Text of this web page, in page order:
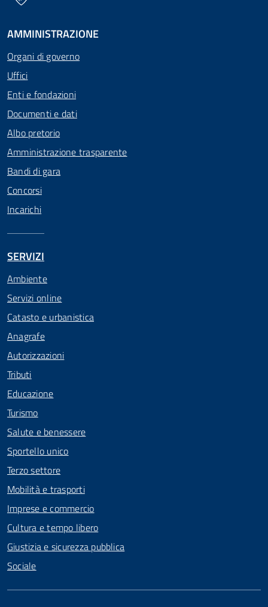
AMMINISTRAZIONE
Organi di governo
Uffici
Enti e fondazioni
Documenti e dati
Albo pretorio
Amministrazione trasparente
Bandi di gara
Concorsi
Incarichi
SERVIZI
Ambiente
Servizi online
Catasto e urbanistica
Anagrafe
Autorizzazioni
Tributi
Educazione
Turismo
Salute e benessere
Sportello unico
Terzo settore
Mobilità e trasporti
Imprese e commercio
Cultura e tempo libero
Giustizia e sicurezza pubblica
Sociale